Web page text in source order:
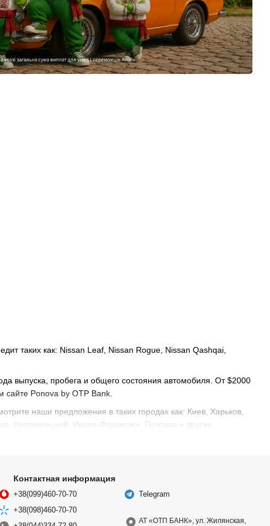
таких как: Nissan Leaf, Nissan Rogue, Nissan Qashqai,
выпуска, пробега и общего состояния автомобиля. От $2000
Ponova by OTP Bank.
наши предложения в таких городах как: Киев, Харьков,
Кропивницкий, Ивано-Франковск, Полтава и другие.
Контактная информация
+38(099)460-70-70
+38(098)460-70-70
Telegram
АТ «ОТП БАНК», ул. Жилянская,